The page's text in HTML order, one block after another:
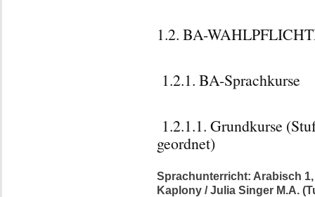
1.2. BA-
1.2.1. BA-Sprachkurse
1.2.1.1. Grundkurse
geordnet)
Sprachunterricht: Arabisch 1,
Kaplony / Julia Singer M.A.